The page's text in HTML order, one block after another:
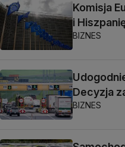
Komisja
i
BIZNES
Decyzja
BIZNES